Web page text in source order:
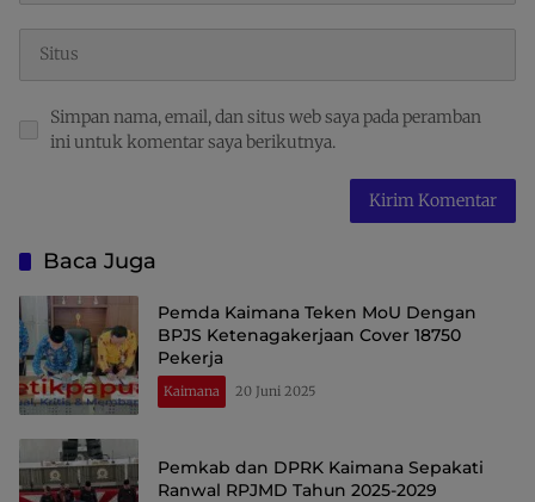
Simpan nama, email, dan situs web saya pada peramban
ini untuk komentar saya berikutnya.
Baca Juga
Pemda Kaimana Teken MoU Dengan
BPJS Ketenagakerjaan Cover 18750
Pekerja
Kaimana 20 Juni 2025
Pemkab dan DPRK Kaimana Sepakati
Ranwal RPJMD Tahun 2025-2029